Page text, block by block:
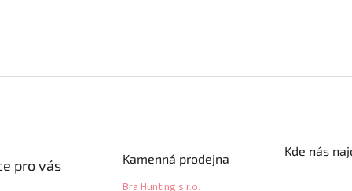
pro vás Kamenná prodejna
Bra Hunting s.r.o.
Kde nás